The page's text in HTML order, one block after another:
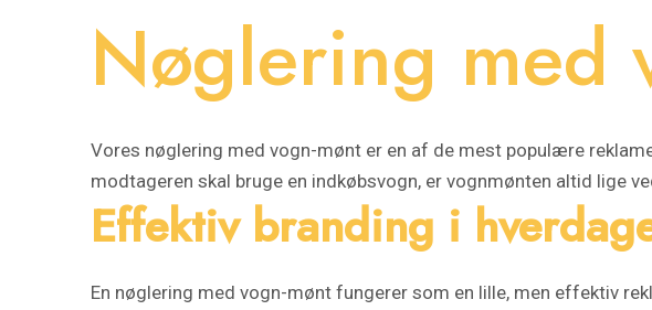
Nøglering med
Vores nøglering med vogn-mønt er en af de mest populære
modtageren skal bruge en indkøbsvogn, er vognmønten altid lige
Effektiv branding i
En nøglering med vogn-mønt fungerer som en lille, men effektiv